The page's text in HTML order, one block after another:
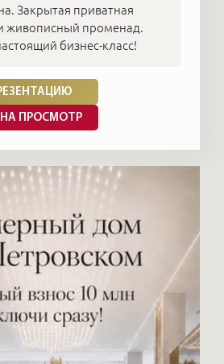
Закрытая приватная
живописный променад.
бизнес-класс!
ПРОСМОТР